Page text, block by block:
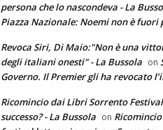
persona che lo nascondeva - La
Piazza Nazionale: Noemi non è fuori
Revoca Siri, Di Maio:"Non è una
degli italiani onesti" - La Bussola on
Governo. Il Premier gli ha revocato
Ricomincio dai Libri Sorrento Festival
successo? - La Bussola on